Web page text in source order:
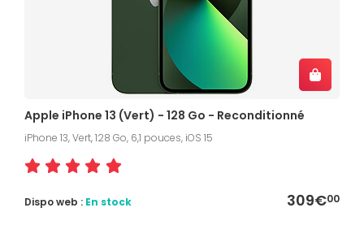
Apple iPhone 13 (Vert) - 128 Go - Reconditionné
iPhone 13, Vert, 128 Go, 6,1 pouces, iOS 15
309€00
Dispo web : En stock